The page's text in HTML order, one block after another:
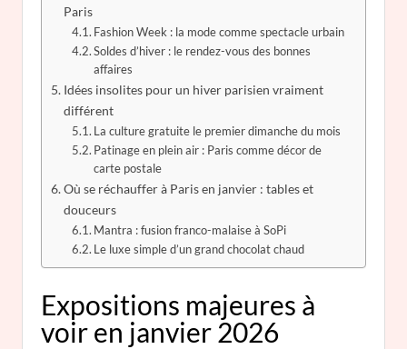
Paris
Fashion Week : la mode comme spectacle urbain
Soldes d’hiver : le rendez-vous des bonnes
affaires
Idées insolites pour un hiver parisien vraiment
différent
La culture gratuite le premier dimanche du mois
Patinage en plein air : Paris comme décor de
carte postale
Où se réchauffer à Paris en janvier : tables et
douceurs
Mantra : fusion franco-malaise à SoPi
Le luxe simple d’un grand chocolat chaud
Expositions majeures à
voir en janvier 2026